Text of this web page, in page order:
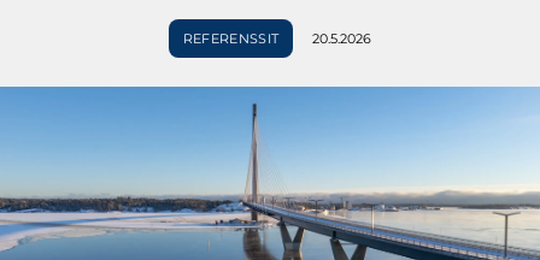
REFERENSSIT 20.5.2026